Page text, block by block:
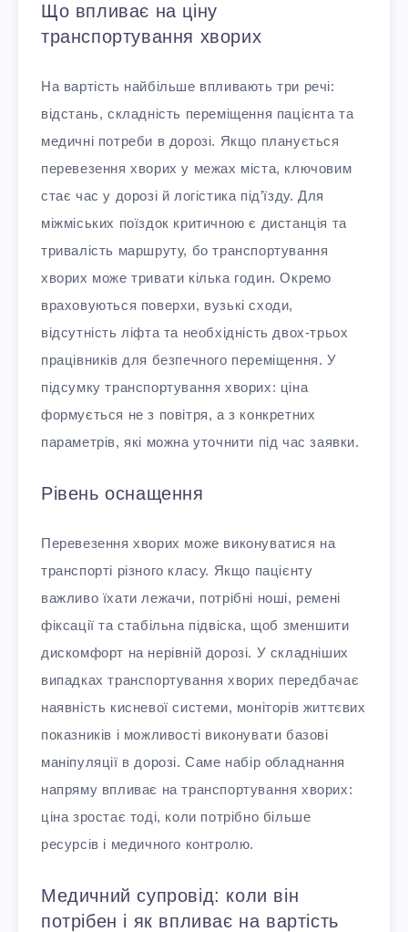
Що впливає на ціну
транспортування хворих
На вартість найбільше впливають три речі:
відстань, складність переміщення пацієнта та
медичні потреби в дорозі. Якщо планується
перевезення хворих у межах міста, ключовим
стає час у дорозі й логістика під’їзду. Для
міжміських поїздок критичною є дистанція та
тривалість маршруту, бо транспортування
хворих може тривати кілька годин. Окремо
враховуються поверхи, вузькі сходи,
відсутність ліфта та необхідність двох-трьох
працівників для безпечного переміщення. У
підсумку транспортування хворих: ціна
формується не з повітря, а з конкретних
параметрів, які можна уточнити під час заявки.
Рівень оснащення
Перевезення хворих може виконуватися на
транспорті різного класу. Якщо пацієнту
важливо їхати лежачи, потрібні ноші, ремені
фіксації та стабільна підвіска, щоб зменшити
дискомфорт на нерівній дорозі. У складніших
випадках транспортування хворих передбачає
наявність кисневої системи, моніторів життєвих
показників і можливості виконувати базові
маніпуляції в дорозі. Саме набір обладнання
напряму впливає на транспортування хворих:
ціна зростає тоді, коли потрібно більше
ресурсів і медичного контролю.
Медичний супровід: коли він
потрібен і як впливає на вартість